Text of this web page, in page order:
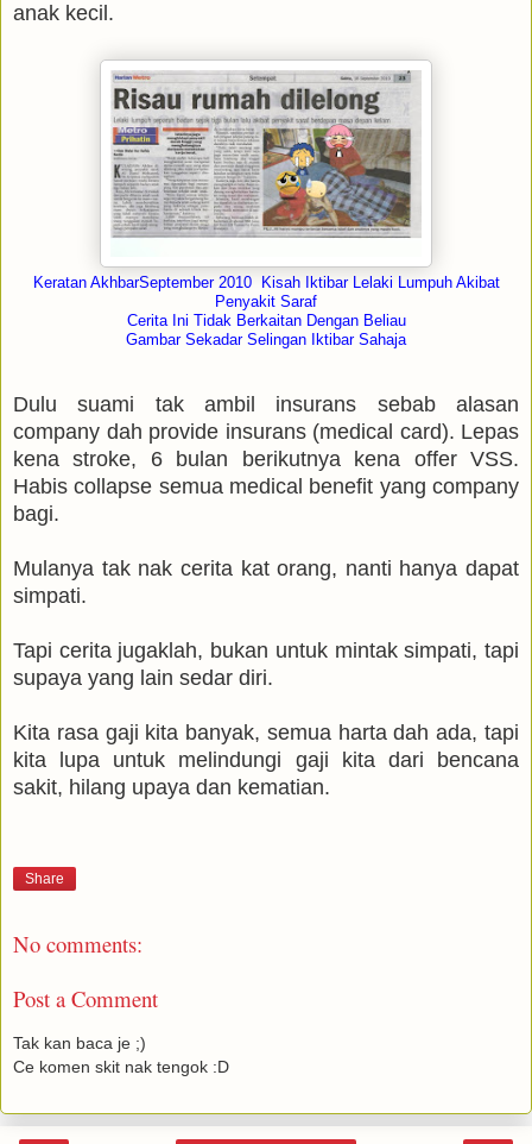
anak kecil.
Keratan AkhbarSeptember 2010 Kisah Iktibar Lelaki Lumpuh Akibat
Penyakit Saraf
Cerita Ini Tidak Berkaitan Dengan Beliau
Gambar Sekadar Selingan Iktibar Sahaja
Dulu suami tak ambil insurans sebab alasan
company dah provide insurans (medical card). Lepas
kena stroke, 6 bulan berikutnya kena offer VSS.
Habis collapse semua medical benefit yang company
bagi.
Mulanya tak nak cerita kat orang, nanti hanya dapat
simpati.
Tapi cerita jugaklah, bukan untuk mintak simpati, tapi
supaya yang lain sedar diri.
Kita rasa gaji kita banyak, semua harta dah ada, tapi
kita lupa untuk melindungi gaji kita dari bencana
sakit, hilang upaya dan kematian.
Share
No comments:
Post a Comment
Tak kan baca je ;)
Ce komen skit nak tengok :D